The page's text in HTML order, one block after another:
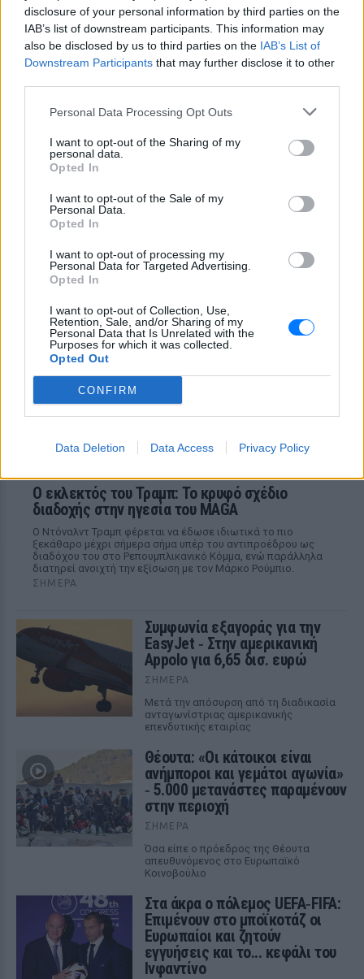
disclosure of your personal information by third parties on the
IAB’s list of downstream participants. This information may
also be disclosed by us to third parties on the IAB’s List of
Downstream Participants that may further disclose it to other
Personal Data Processing Opt Outs
I want to opt-out of the Sharing of my
personal data.
Opted In
I want to opt-out of the Sale of my
Personal Data.
Opted In
I want to opt-out of processing my
Personal Data for Targeted Advertising.
Opted In
I want to opt-out of Collection, Use,
Retention, Sale, and/or Sharing of my
Personal Data that Is Unrelated with the
Purposes for which it was collected.
Opted Out
CONFIRM
Data Deletion Data Access Privacy Policy
αγέλη με λύκους, είναι επικίνδυνο» λέει
στο protothema.gr ο διδάκτορας
ζωολογίας του ΑΠΘ, Θεόδωρος Κομηνός
- Έχουν πεθάνει και έξι λυκόπουλα
Για πάντα στη Ρεάλ Μαδρίτης ο
Βινίσιους: Υπογράφει νέο
εξαετές συμβόλαιο ο
Βραζιλιάνος
ΣΉΜΕΡΑ
στη Βρετανία τα απαγορεύουν
ΣΉΜΕΡΑ
αλυσίδα Wetherspoons και τον όμιλο ATG
Theatres, ολοένα περισσότεροι χώροι
εστίασης και ψυχαγωγίας κλείνουν την
πόρτα στα Ray-Ban Meta glasses.
Ο εκλεκτός του Τραμπ: Το κρυφό σχέδιο
διαδοχής στην ηγεσία του MAGA
Ο Ντόναλντ Τραμπ φέρεται να έδωσε ιδιωτικά το πιο
ξεκάθαρο μέχρι σήμερα σήμα υπέρ του αντιπροέδρου ως
διαδόχου του στο Ρεπουμπλικανικό Κόμμα, ενώ παράλληλα
διατηρεί ανοιχτή την εξίσωση με τον Μάρκο Ρούμπιο.
ΣΉΜΕΡΑ
Συμφωνία εξαγοράς για την
EasyJet ‑ Στην αμερικανική
Appolo για 6,65 δισ. ευρώ
ΣΉΜΕΡΑ
Μετά την απόσυρση από τη διαδικασία
ανταγωνίστριας αμερικανικής
επενδυτικής εταιρίας
Θέουτα: «Οι κάτοικοι είναι
ανήμποροι και γεμάτοι αγωνία»
‑ 5.000 μετανάστες παραμένουν
στην περιοχή
ΣΉΜΕΡΑ
Όσα είπε ο πρόεδρος της Θέουτα
απευθυνόμενος στο Ευρωπαϊκό
Κοινοβούλιο
Στα άκρα ο πόλεμος UEFA‑FIFA:
Επιμένουν στο μποϊκοτάζ οι
Ευρωπαίοι και ζητούν
εγγυήσεις και το... κεφάλι του
Ινφαντίνο